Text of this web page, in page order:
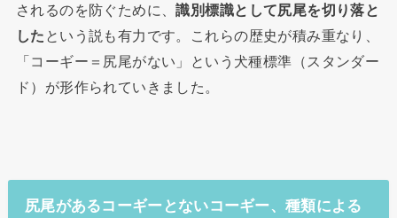
されるのを防ぐために、識別標識として尻尾を切り落と
した という説も有力です。これらの歴史が積み重なり、
「コーギー＝尻尾がない」という犬種標準（スタンダー
ド）が形作られていきました。
尻尾があるコーギーとないコーギー、種類による